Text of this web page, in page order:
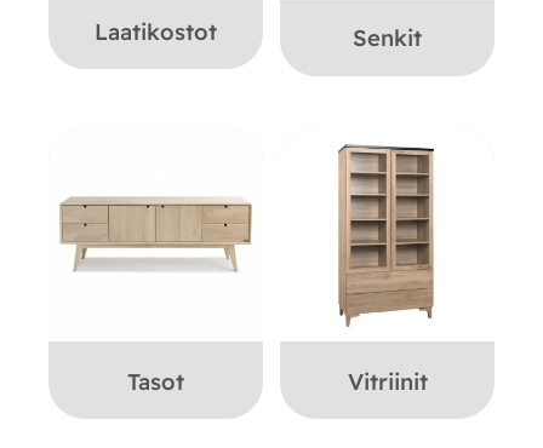
Laatikostot Senkit
Tasot Vitriinit